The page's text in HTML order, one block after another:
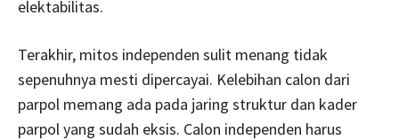
elektabilitas.
Terakhir, mitos independen sulit menang tidak
sepenuhnya mesti dipercayai. Kelebihan calon dari
parpol memang ada pada jaring struktur dan kader
parpol yang sudah eksis. Calon independen harus